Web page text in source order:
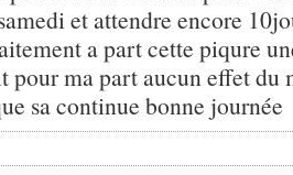
et attendre encore
a part cette piqure
pour ma part aucun effet du
sa continue bonne journée